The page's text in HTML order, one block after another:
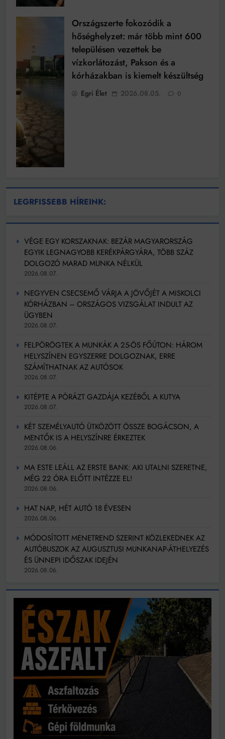
Országszerte fokozódik a
hőséghelyzet: már több mint 600
településen vezettek be
vízkorlátozást, Pakson és a
kórházakban is kiemelt készültség
Egri Élet 2026.08.05. 0
LEGRFISSEBB HÍREINK:
VÉGE EGY KORSZAKNAK: BEZÁR MAGYARORSZÁG
EGYIK LEGNAGYOBB KERÉKPÁRGYÁRA, TÖBB SZÁZ
DOLGOZÓ MARAD MUNKA NÉLKÜL
2026.08.07.
NEGYVEN CSECSEMŐ VÁRJA A JÖVŐJÉT A MISKOLCI
KÓRHÁZBAN – ORSZÁGOS VIZSGÁLAT INDULT AZ
ÜGYBEN
2026.08.07.
FELPÖRÖGTEK A MUNKÁK A 25-ÖS FŐÚTON: HÁROM
HELYSZÍNEN EGYSZERRE DOLGOZNAK, ERRE
SZÁMÍTHATNAK AZ AUTÓSOK
2026.08.07.
KITÉPTE A PÓRÁZT GAZDÁJA KEZÉBŐL A KUTYA
2026.08.07.
KÉT SZEMÉLYAUTÓ ÜTKÖZÖTT ÖSSZE BOGÁCSON, A
MENTŐK IS A HELYSZÍNRE ÉRKEZTEK
2026.08.06.
MA ESTE LEÁLL AZ ERSTE BANK: AKI UTALNI SZERETNE,
MÉG 22 ÓRA ELŐTT INTÉZZE EL!
2026.08.06.
HAT NAP, HÉT AUTÓ 18 ÉVESEN
2026.08.06.
MÓDOSÍTOTT MENETREND SZERINT KÖZLEKEDNEK AZ
AUTÓBUSZOK AZ AUGUSZTUSI MUNKANAP-ÁTHELYEZÉS
ÉS ÜNNEPI IDŐSZAK IDEJÉN
2026.08.06.